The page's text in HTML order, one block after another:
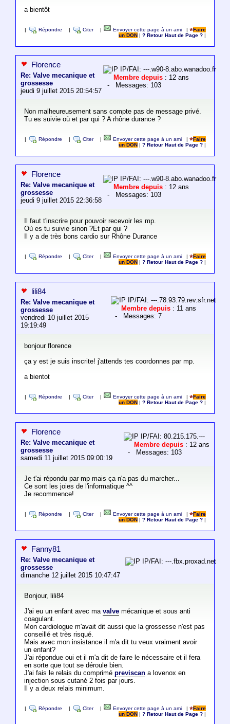
a bientôt
Répondre Citer Envoyer cette page à un ami |
Faire
un DON
|? Retour Haut de Page ?
Florence
Re: Valve mecanique et
grossesse
jeudi 9 juillet 2015 20:54:57
IP/FAI: ---.w90-8.abo.wanadoo.fr
Membre depuis : 12 ans
- Messages: 103
Non malheureusement sans compte pas de message privé.
Tu es suivie où et par qui ? A rhône durance ?
Répondre Citer Envoyer cette page à un ami |
Faire
un DON
|? Retour Haut de Page ?
Florence
Re: Valve mecanique et
grossesse
jeudi 9 juillet 2015 22:36:58
IP/FAI: ---.w90-8.abo.wanadoo.fr
Membre depuis : 12 ans
- Messages: 103
Il faut t'inscrire pour pouvoir recevoir les mp.
Où es tu suivie sinon ?Et par qui ?
Il y a de très bons cardio sur Rhône Durance
Répondre Citer Envoyer cette page à un ami |
Faire
un DON
|? Retour Haut de Page ?
lili84
Re: Valve mecanique et
grossesse
vendredi 10 juillet 2015
19:19:49
IP/FAI: ---.78.93.79.rev.sfr.net
Membre depuis : 11 ans
- Messages: 7
bonjour florence
ça y est je suis inscrite! j'attends tes coordonnes par mp.
a bientot
Répondre Citer Envoyer cette page à un ami |
Faire
un DON
|? Retour Haut de Page ?
Florence
Re: Valve mecanique et
grossesse
samedi 11 juillet 2015 09:00:19
IP/FAI: 80.215.175.---
Membre depuis : 12 ans
- Messages: 103
Je t'ai répondu par mp mais ça n'a pas du marcher...
Ce sont les joies de l'informatique ^^
Je recommence!
Répondre Citer Envoyer cette page à un ami |
Faire
un DON
|? Retour Haut de Page ?
Fanny81
Re: Valve mecanique et
grossesse
dimanche 12 juillet 2015 10:47:47
IP/FAI: ---.fbx.proxad.net
Bonjour, lili84
J'ai eu un enfant avec ma valvemécanique et sous anti
coagulant.
Mon cardiologue m'avait dit aussi que la grossesse n'est pas
conseillé et très risqué.
Mais avec mon insistance il m'a dit tu veux vraiment avoir
un enfant?
J'ai répondue oui et il m'a dit de faire le nécessaire et il fera
en sorte que tout se déroule bien.
J'ai fais le relais du comprimé previscana lovenox en
injection sous cutané 2 fois par jours.
Il y a deux relais minimum.
Répondre Citer Envoyer cette page à un ami |
Faire
un DON
|? Retour Haut de Page ?